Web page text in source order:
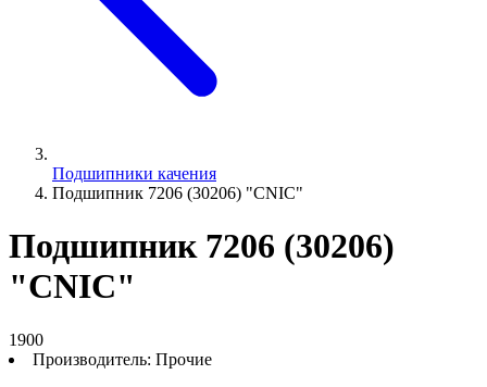
Подшипники качения
Подшипник 7206 (30206) "CNIC"
Подшипник 7206 (30206)
"CNIC"
1900
Производитель: Прочие